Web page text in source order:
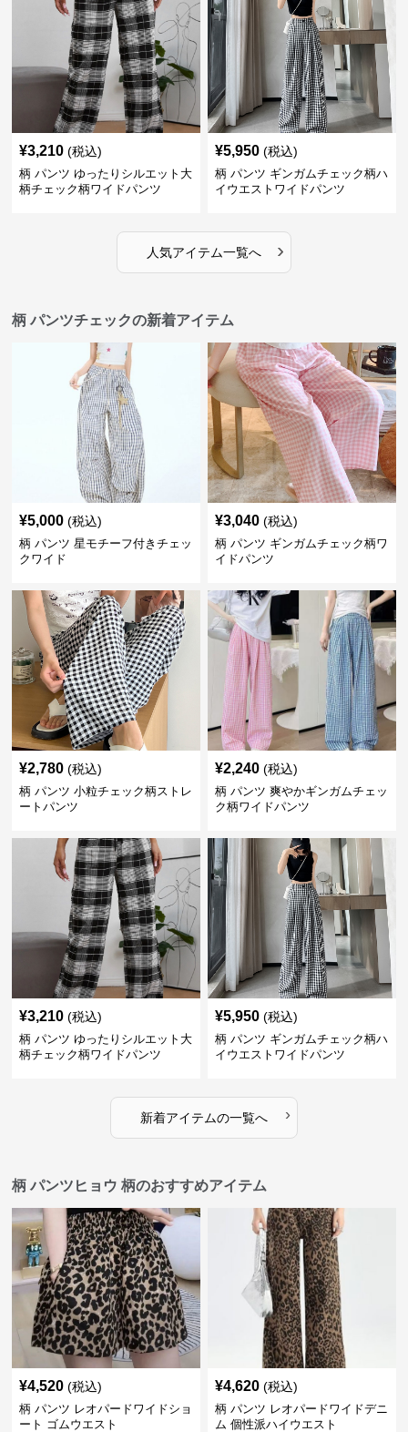
¥3,210 (税込)
柄 パンツ ゆったりシルエット大
柄チェック柄ワイドパンツ
¥5,950 (税込)
柄 パンツ ギンガムチェック柄ハ
イウエストワイドパンツ
人気アイテム一覧へ ›
柄 パンツチェックの新着アイテム
¥5,000 (税込)
柄 パンツ 星モチーフ付きチェッ
クワイド
¥3,040 (税込)
柄 パンツ ギンガムチェック柄ワ
イドパンツ
¥2,780 (税込)
柄 パンツ 小粒チェック柄ストレ
ートパンツ
¥2,240 (税込)
柄 パンツ 爽やかギンガムチェッ
ク柄ワイドパンツ
¥3,210 (税込)
柄 パンツ ゆったりシルエット大
柄チェック柄ワイドパンツ
¥5,950 (税込)
柄 パンツ ギンガムチェック柄ハ
イウエストワイドパンツ
新着アイテムの一覧へ ›
柄 パンツヒョウ 柄のおすすめアイテム
¥4,520 (税込)
柄 パンツ レオパードワイドショ
ート ゴムウエスト
¥4,620 (税込)
柄 パンツ レオパードワイドデニ
ム 個性派ハイウエスト